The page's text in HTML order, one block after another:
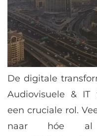
De digitale
Audiovisuele & IT
een cruciale rol.
naar hóe al